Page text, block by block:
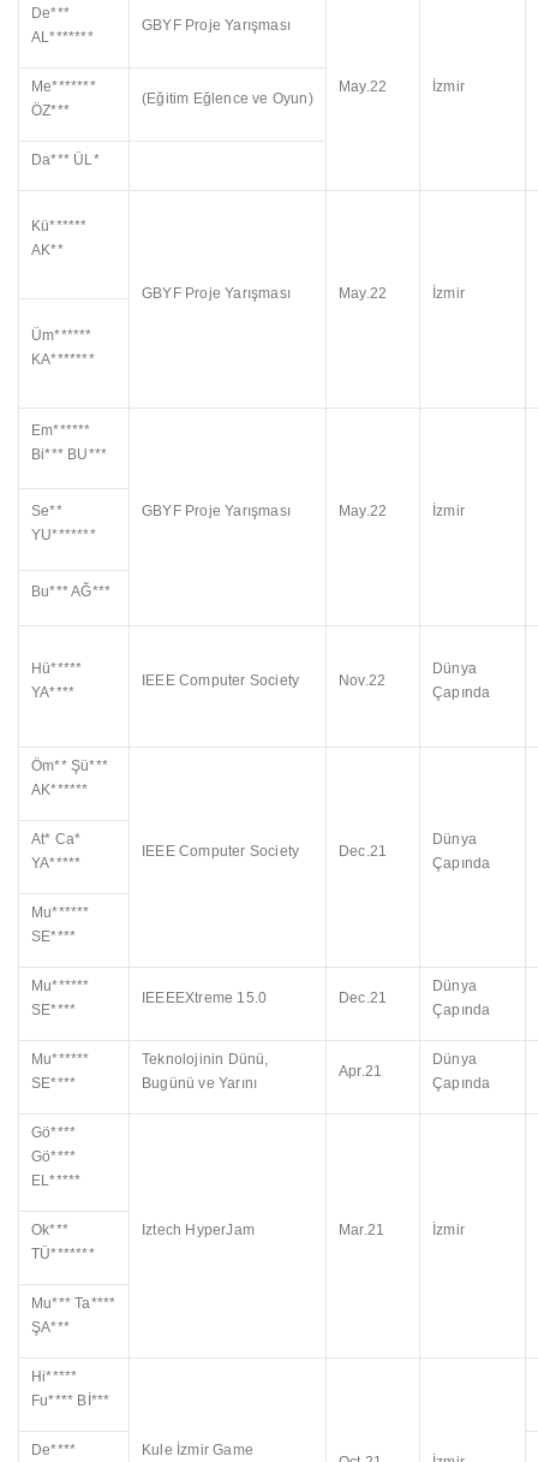
De***
AL*******
GBYF Proje Yarışması
May.22 İzmir
Me*******
ÖZ***
(Eğitim Eğlence ve Oyun)
Da*** ÜL*
Kü******
AK**
GBYF Proje Yarışması May.22 İzmir
Üm******
KA*******
Em******
Bi*** BU***
GBYF Proje Yarışması May.22 İzmir
Se**
YU*******
Bu*** AĞ***
Hü*****
YA****
IEEE Computer Society Nov.22
Dünya
Çapında
Öm** Şü***
AK******
IEEE Computer Society Dec.21
Dünya
Çapında
At* Ca*
YA*****
Mu******
SE****
Mu******
SE****
IEEEEXtreme 15.0 Dec.21
Dünya
Çapında
Mu******
SE****
Teknolojinin Dünü,
Bugünü ve Yarını
Apr.21
Dünya
Çapında
Gö****
Gö****
EL*****
Iztech HyperJam Mar.21 İzmir
Ok***
TÜ*******
Mu*** Ta****
ŞA***
Hi*****
Fu**** Bİ***
Kule İzmir Game
De****